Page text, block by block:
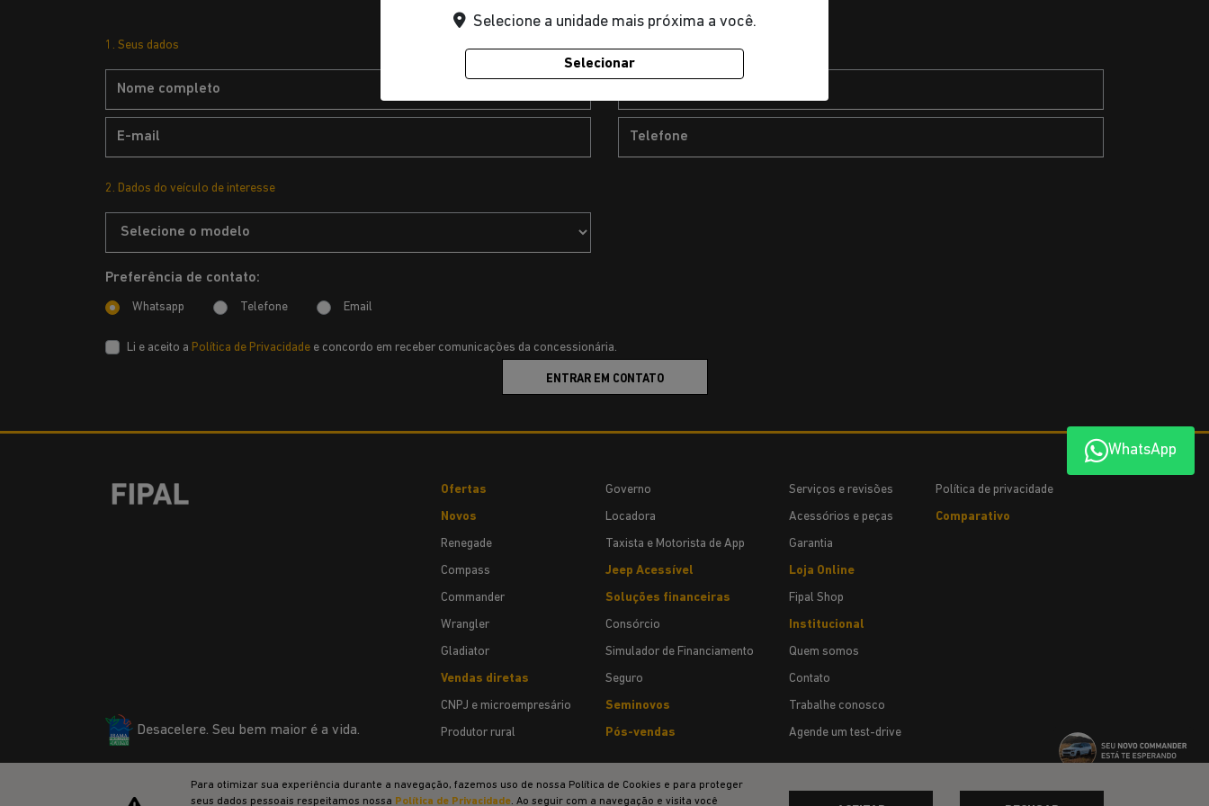
1. Seus dados
2. Dados do veículo de interesse
Preferência de contato:
Whatsapp Telefone Email
Li e aceito a Política de Privacidade e concordo em receber comunicações da concessionária.
ENTRAR EM CONTATO
WhatsApp
Desacelere. Seu bem maior é a vida.
Ofertas
Novos
Renegade
Compass
Commander
Wrangler
Gladiator
Vendas diretas
CNPJ e microempresário
Produtor rural
Governo
Locadora
Taxista e Motorista de App
Jeep Acessível
Soluções financeiras
Consórcio
Simulador de Financiamento
Seguro
Seminovos
Pós-vendas
Serviços e revisões
Acessórios e peças
Garantia
Loja Online
Fipal Shop
Institucional
Quem somos
Contato
Trabalhe conosco
Agende um test-drive
Política de privacidade
Comparativo
Selecione a unidade mais próxima a você.
Selecionar
Para otimizar sua experiência durante a navegação, fazemos uso de nossa Política de Cookies e para proteger
seus dados pessoais respeitamos nossa Política de Privacidade. Ao seguir com a navegação e visita você